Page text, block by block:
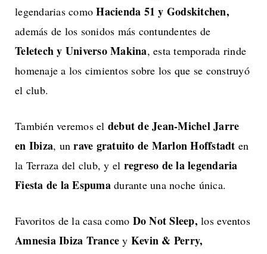
legendarias comoHacienda 51 y Godskitchen,
además de los sonidos más contundentes de
Teletech y Universo Makina, esta temporada rinde
homenaje a los cimientos sobre los que se construyó
el club.
También veremos el debut de Jean-Michel Jarre
en Ibiza, unrave gratuito de Marlon Hoffstadt en
la Terraza del club, y el regreso de la legendaria
Fiesta de la Espumadurante una noche única.
Favoritos de la casa como Do Not Sleep, los eventos
Amnesia Ibiza Trance y Kevin & Perry,